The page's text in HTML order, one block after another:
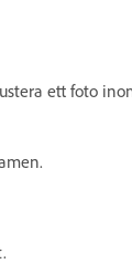
ett foto